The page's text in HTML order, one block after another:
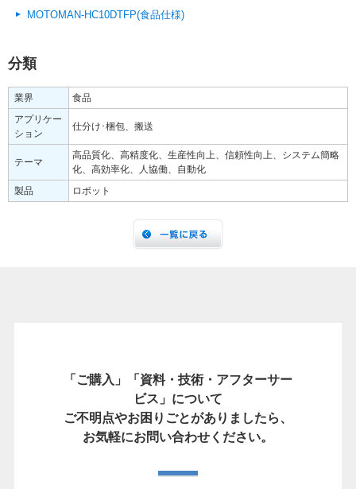
MOTOMAN-HC10DTFP(食品仕様)
分類
業界
食品
アプリケー
ション
仕分け･梱包、搬送
テーマ
高品質化、高精度化、生産性向上、信頼性向上、システム簡略
化、高効率化、人協働、自動化
製品
ロボット
「ご購入」「資料・技術・アフターサー
ビス」について
ご不明点やお困りごとがありましたら、
お気軽にお問い合わせください。